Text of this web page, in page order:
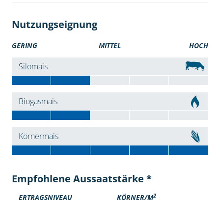
Nutzungseignung
GERING MITTEL HOCH
Silomais
Biogasmais
Körnermais
Empfohlene Aussaatstärke *
ERTRAGSNIVEAU KÖRNER/M2